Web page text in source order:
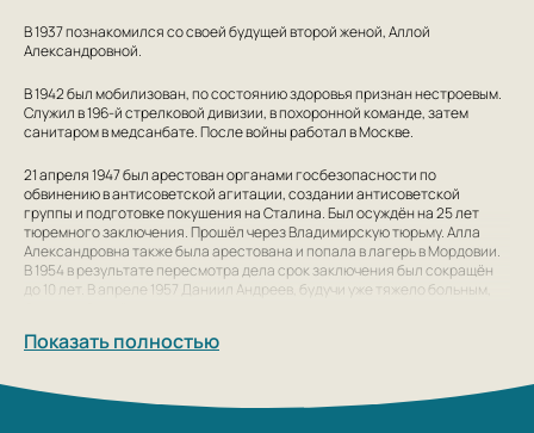
В 1937 познакомился со своей будущей второй женой, Аллой
Александровной.
В 1942 был мобилизован, по состоянию здоровья признан нестроевым.
Служил в 196-й стрелковой дивизии, в похоронной команде, затем
санитаром в медсанбате. После войны работал в Москве.
21 апреля 1947 был арестован органами госбезопасности по
обвинению в антисоветской агитации, создании антисоветской
группы и подготовке покушения на Сталина. Был осуждён на 25 лет
тюремного заключения. Прошёл через Владимирскую тюрьму. Алла
Александровна также была арестована и попала в лагерь в Мордовии.
В 1954 в результате пересмотра дела срок заключения был сокращён
до 10 лет. В апреле 1957 Даниил Андреев, будучи уже тяжело больным,
Умер Даниил Андреев в Москве 30 марта 1959.
Показать полностью